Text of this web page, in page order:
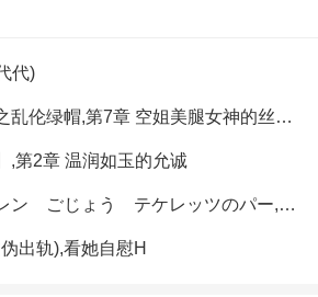
代)
性感的美腿女神之乱伦绿帽,第7章 空姐美腿女神的丝袜足交
,第2章 温润如玉的允诚
アジャラカモクレン ごじょう テケレッツのパー,【No. 42 Rube Goldberg Machine】十四
出轨),看她自慰H